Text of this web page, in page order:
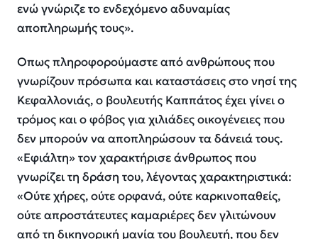
ενώ γνώριζε το ενδεχόμενο αδυναμίας
αποπληρωμής τους».
Οπως πληροφορούμαστε από ανθρώπους που
γνωρίζουν πρόσωπα και καταστάσεις στο νησί της
Κεφαλλονιάς, ο βουλευτής Καππάτος έχει γίνει ο
τρόμος και ο φόβος για χιλιάδες οικογένειες που
δεν μπορούν να αποπληρώσουν τα δάνειά τους.
«Εφιάλτη» τον χαρακτήρισε άνθρωπος που
γνωρίζει τη δράση του, λέγοντας χαρακτηριστικά:
«Ούτε χήρες, ούτε ορφανά, ούτε καρκινοπαθείς,
ούτε απροστάτευτες καμαριέρες δεν γλιτώνουν
από τη δικηγορική μανία του βουλευτή, που δεν